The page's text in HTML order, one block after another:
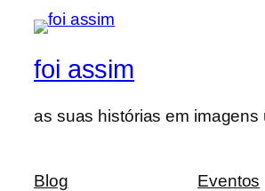
foi assim
as suas histórias em imagens
Blog
Eventos